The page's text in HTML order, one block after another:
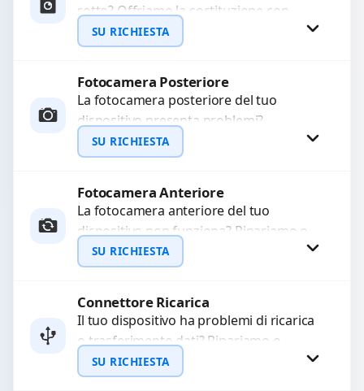
WhatsApp
rotto? Offriamo la sostituzione con
ricambi di alta qualità garantiti per 3
mesi....
SU RICHIESTA
Richiedi Preventivo
WhatsApp
Fotocamera Posteriore
La fotocamera posteriore del tuo
dispositivo presenta problemi?
Interveniamo per risolvere guasti come
immagini sfocate, messa a fuoco non
SU RICHIESTA
Richiedi Preventivo
WhatsApp
Fotocamera Anteriore
La fotocamera anteriore del tuo
dispositivo non funziona? Ripariamo o
sostituiamo fotocamere guaste con
problemi come immagini sfocate, messa
SU RICHIESTA
Richiedi Preventivo
WhatsApp
Connettore Ricarica
Il tuo dispositivo ha problemi di ricarica
o trasferimento dati? Ripariamo o
sostituiamo connettori di ricarica guasti,
rotti, allentati, danneggiati,...
SU RICHIESTA